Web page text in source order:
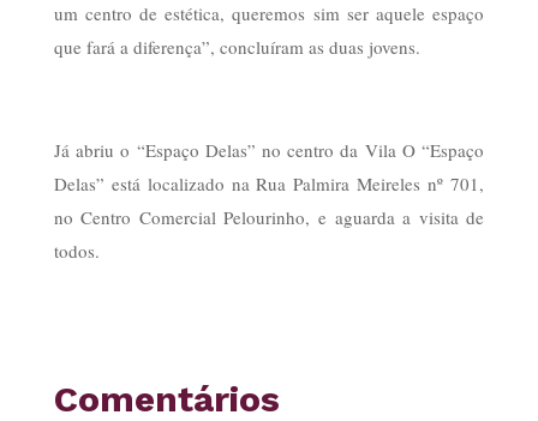
um centro de estética, queremos sim ser aquele espaço
que fará a diferença”, concluíram as duas jovens.
Já abriu o “Espaço Delas” no centro da Vila O “Espaço
Delas” está localizado na Rua Palmira Meireles nº 701,
no Centro Comercial Pelourinho, e aguarda a visita de
todos.
Comentários